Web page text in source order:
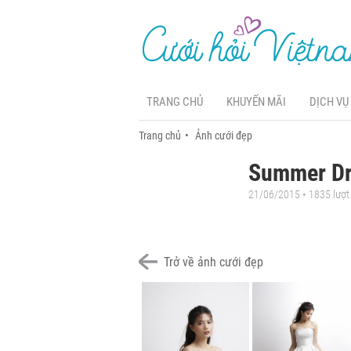
TRANG CHỦ KHUYẾN MÃI DỊCH
Trang chủ Ảnh cưới đẹp
Summer
21/06/2015 • 1835 lượt
Trở về ảnh cưới đẹp